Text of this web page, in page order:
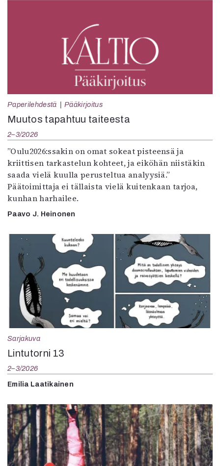
Paperilehdestä Pääkirjoitus
Muutos tapahtuu taiteesta
2–3/2026
”Oulu2026:ssakin on omat sokeat pisteensä ja
kriittisen tarkastelun kohteet, ja eiköhän niistäkin
saada vielä kuulla perusteltua analyysiä.”
Päätoimittaja ei tällaista vielä kuitenkaan tarjoa,
kunhan harhailee.
Paavo J. Heinonen
Sarjakuva
Lintutorni 13
2–3/2026
Emilia Laatikainen